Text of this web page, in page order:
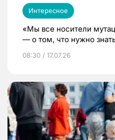
Интересное
«Мы все носители
— о том, что нужно
08:30 / 17.07.26